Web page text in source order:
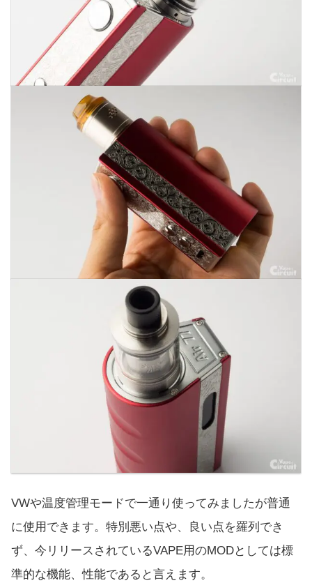
VWや温度管理モードで一通り使ってみましたが普通
に使用できます。特別悪い点や、良い点を羅列でき
ず、今リリースされているVAPE用のMODとしては標
準的な機能、性能であると言えます。